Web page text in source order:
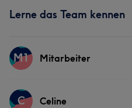
Lerne das Team kennen
M1 Mitarbeiter
Services
C Celine